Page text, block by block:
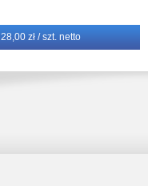
28,00 zł / szt. netto